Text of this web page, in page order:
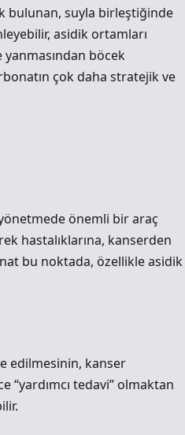
bulunan, suyla birleştiğinde
asidik ortamları
böcek
çok daha stratejik ve
önemli bir araç
hastalıklarına, kanserden
bu noktada, özellikle asidik
edilmesinin, kanser
“yardımcı tedavi” olmaktan